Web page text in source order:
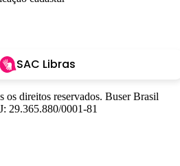
SAC Libras
direitos reservados. Buser Brasil
29.365.880/0001-81